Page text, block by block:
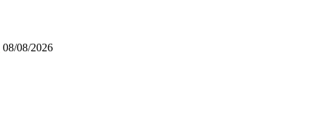
08/08/2026